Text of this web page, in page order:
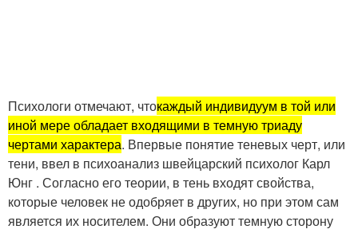
Психологи отмечают, чтокаждый индивидуум в той или
иной мере обладает входящими в темную триаду
чертами характера. Впервые понятие теневых черт, или
тени, ввел в психоанализ швейцарский психолог Карл
Юнг . Согласно его теории, в тень входят свойства,
которые человек не одобряет в других, но при этом сам
является их носителем. Они образуют темную сторону